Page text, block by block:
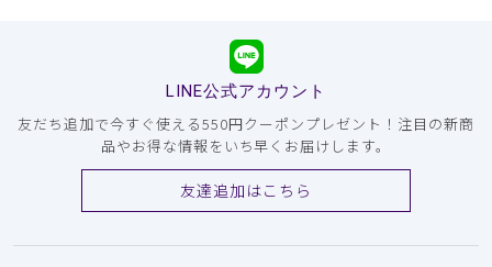
LINE公式アカウント
友だち追加で今すぐ使える550円クーポンプレゼント！注目の新商
品やお得な情報をいち早くお届けします。
友達追加はこちら